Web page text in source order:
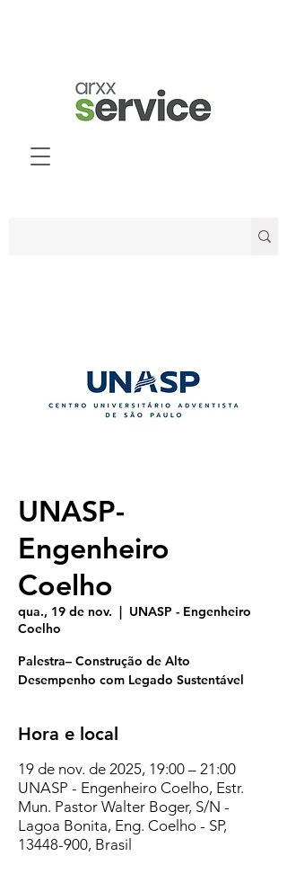
UNASP-
Engenheiro
Coelho
qua., 19 de nov.
  |
UNASP - Engenheiro
Coelho
Palestra– Construção de Alto
Desempenho com Legado Sustentável
Hora e local
19 de nov. de 2025, 19:00 – 21:00
UNASP - Engenheiro Coelho, Estr.
Mun. Pastor Walter Boger, S/N -
Lagoa Bonita, Eng. Coelho - SP,
13448-900, Brasil